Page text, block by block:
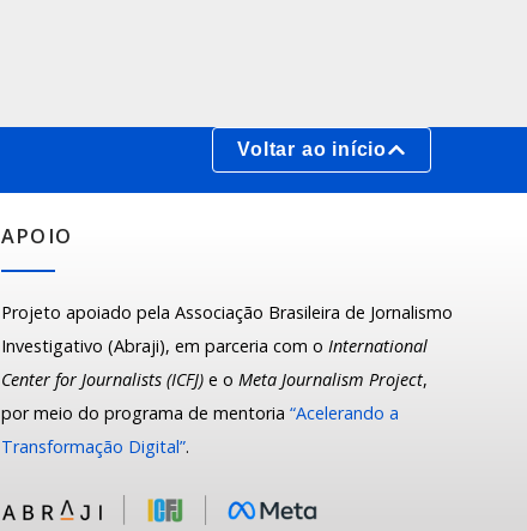
Voltar ao início
APOIO
Projeto apoiado pela Associação Brasileira de Jornalismo
Investigativo (Abraji), em parceria com o International
Center for Journalists (ICFJ)e o Meta Journalism Project,
por meio do programa de mentoria “Acelerando a
Transformação Digital”.